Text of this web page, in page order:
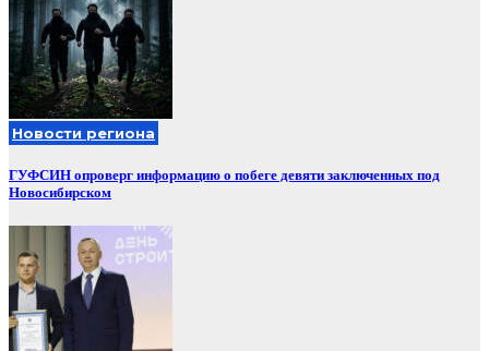
Новости региона
ГУФСИН опроверг информацию о побеге девяти заключенных под
Новосибирском